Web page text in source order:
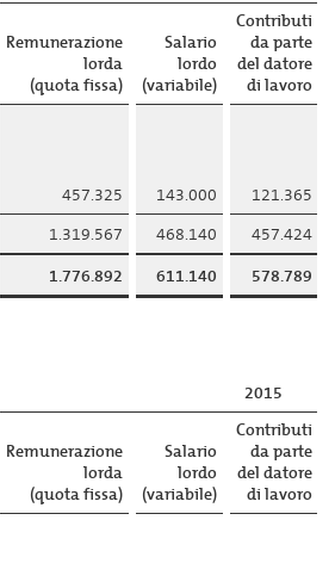
Remunerazione
lorda
(quota fissa)
Salario
lordo
(variabile)
Contributi
da parte
del datore
di lavoro
457.325 143.000
121.365
1.319.567
468.140
457.424
1.776.892
611.140 578.789
2015
Remunerazione
lorda
(quota fissa)
Salario
lordo
(variabile)
Contributi
da parte
del datore
di lavoro